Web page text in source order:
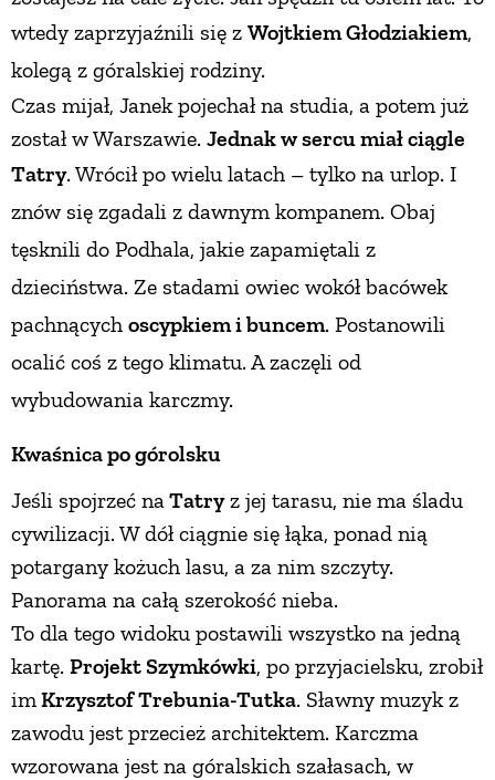
wtedy zaprzyjaźnili się z Wojtkiem Głodziakiem,
kolegą z góralskiej rodziny.
Czas mijał, Janek pojechał na studia, a potem już
został w Warszawie. Jednak w sercu miał ciągle
Tatry. Wrócił po wielu latach – tylko na urlop. I
znów się zgadali z dawnym kompanem. Obaj
tęsknili do Podhala, jakie zapamiętali z
dzieciństwa. Ze stadami owiec wokół bacówek
pachnących oscypkiem i buncem. Postanowili
ocalić coś z tego klimatu. A zaczęli od
wybudowania karczmy.
Kwaśnica po górolsku
Jeśli spojrzeć naTatryz jej tarasu, nie ma śladu
cywilizacji. W dół ciągnie się łąka, ponad nią
potargany kożuch lasu, a za nim szczyty.
Panorama na całą szerokość nieba.
To dla tego widoku postawili wszystko na jedną
kartę. Projekt Szymkówki, po przyjacielsku, zrobił
imKrzysztof Trebunia-Tutka. Sławny muzyk z
zawodu jest przecież architektem. Karczma
wzorowana jest na góralskich szałasach, w
ZRÓB TO SAM
PRZEPISY
ŚNIADANIA
PRZYSTAWKI
DANIA GŁÓWNE
CIASTA I DESERY
DODATKI
PRZETWORY
INNE